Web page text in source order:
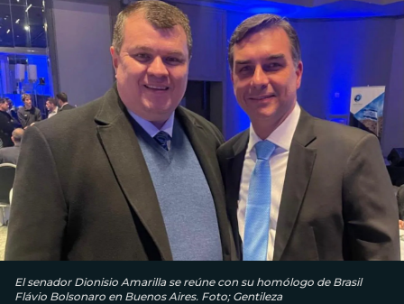
El senador Dionisio Amarilla se reúne con su homólogo de Brasil
Flávio Bolsonaro en Buenos Aires. Foto; Gentileza